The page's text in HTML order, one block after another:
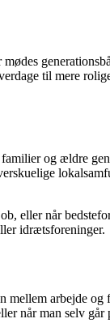
til mere
og ældre
eller når
idrætsforeninger.
arbejde
når man selv går